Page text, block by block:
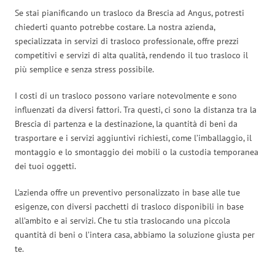
Se stai pianificando un trasloco da Brescia ad Angus, potresti
chiederti quanto potrebbe costare. La nostra azienda,
specializzata in servizi di trasloco professionale, offre prezzi
competitivi e servizi di alta qualità, rendendo il tuo trasloco il
più semplice e senza stress possibile.
I costi di un trasloco possono variare notevolmente e sono
influenzati da diversi fattori. Tra questi, ci sono la distanza tra la
Brescia di partenza e la destinazione, la quantità di beni da
trasportare e i servizi aggiuntivi richiesti, come l’imballaggio, il
montaggio e lo smontaggio dei mobili o la custodia temporanea
dei tuoi oggetti.
L’azienda offre un preventivo personalizzato in base alle tue
esigenze, con diversi pacchetti di trasloco disponibili in base
all’ambito e ai servizi. Che tu stia traslocando una piccola
quantità di beni o l’intera casa, abbiamo la soluzione giusta per
te.